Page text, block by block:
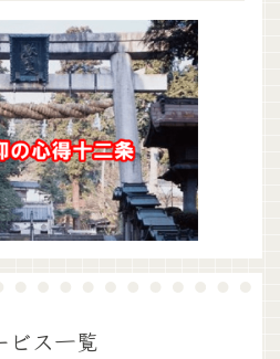
ビス一覧